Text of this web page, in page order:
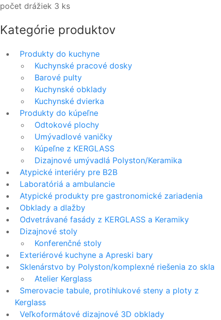
počet drážiek 3 ks
Kategórie produktov
Produkty do kuchyne
Kuchynské pracové dosky
Barové pulty
Kuchynské obklady
Kuchynské dvierka
Produkty do kúpeľne
Odtokové plochy
Umývadlové vaničky
Kúpeľne z KERGLASS
Dizajnové umývadlá Polyston/Keramika
Atypické interiéry pre B2B
Laboratóriá a ambulancie
Atypické produkty pre gastronomické zariadenia
Obklady a dlažby
Odvetrávané fasády z KERGLASS a Keramiky
Dizajnové stoly
Konferenčné stoly
Exteriérové kuchyne a Apreski bary
Sklenárstvo by Polyston/komplexné riešenia zo skla
Atelier Kerglass
Smerovacie tabule, protihlukové steny a ploty z
Kerglass
Veľkoformátové dizajnové 3D obklady